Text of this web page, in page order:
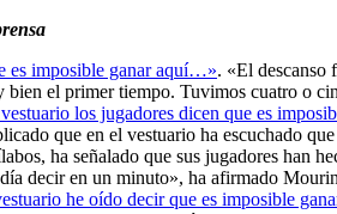
es imposible ganar aquí…». «El descanso
bien el primer tiempo. Tuvimos cuatro o
los jugadores dicen que es
que en el vestuario ha escuchado
ha señalado que sus jugadores han
decir en un minuto», ha afirmado
he oído decir que es imposible